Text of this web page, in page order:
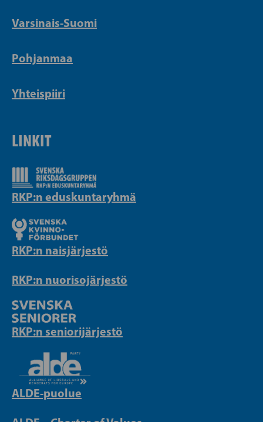
Varsinais-Suomi
Pohjanmaa
Yhteispiiri
LINKIT
RKP:n eduskuntaryhmä
RKP:n naisjärjestö
RKP:n nuorisojärjestö
RKP:n seniorijärjestö
ALDE-puolue